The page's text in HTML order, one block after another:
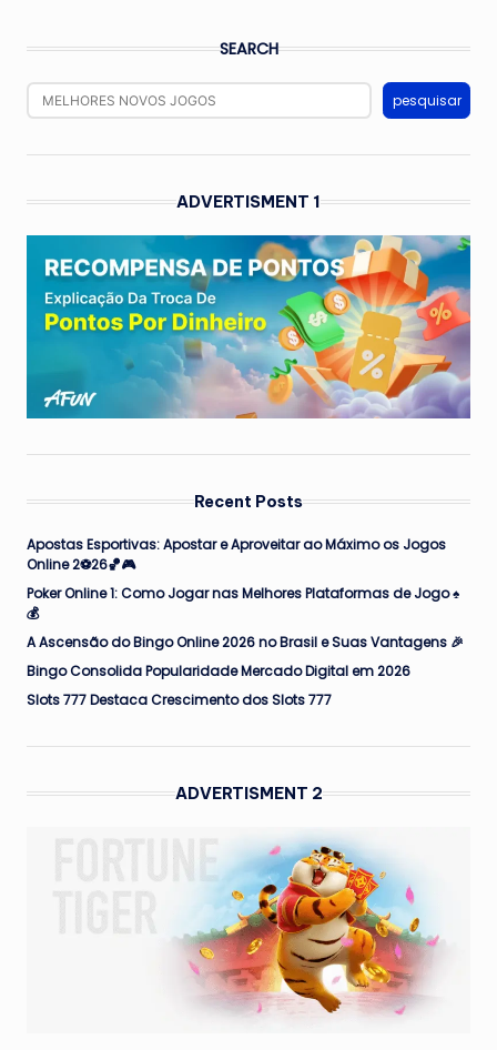
SEARCH
pesquisar
ADVERTISMENT 1
Recent Posts
Apostas Esportivas: Apostar e Aproveitar ao Máximo os Jogos
Online 2⚽26🏀🎮
Poker Online 1: Como Jogar nas Melhores Plataformas de Jogo ♠️
💰
A Ascensão do Bingo Online 2026 no Brasil e Suas Vantagens 🎉
Bingo Consolida Popularidade Mercado Digital em 2026
Slots 777 Destaca Crescimento dos Slots 777
ADVERTISMENT 2